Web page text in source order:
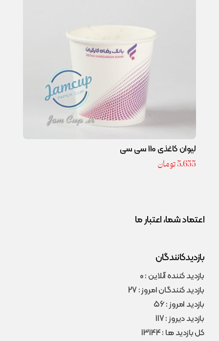
لیوان کاغذی 110 سی سی
5.655تومان
اعتماد شما، اعتبار ما
بازدیدکانندگان
بازدید کننده آنلاین : 0
بازدید کنندگان امروز : 27
بازدید امروز : 56
بازدید دیروز : 117
کل بازدید ها : 13144